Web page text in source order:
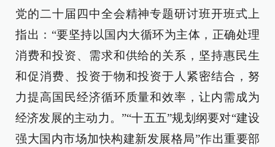
党的二十届四中全会精神专题研讨班开班式上
指出：“要坚持以国内大循环为主体，正确处理
消费和投资、需求和供给的关系，坚持惠民生
和促消费、投资于物和投资于人紧密结合，努
力提高国民经济循环质量和效率，让内需成为
经济发展的主动力。”“十五五”规划纲要对“建设
强大国内市场加快构建新发展格局”作出重要部